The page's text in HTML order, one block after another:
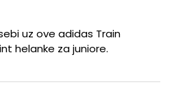
uz ove adidas Train
helanke za juniore.